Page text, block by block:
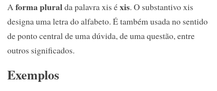
Aforma pluralda palavra xis éxis. O substantivo xis
designa uma letra do alfabeto. É também usada no sentido
de ponto central de uma dúvida, de uma questão, entre
outros significados.
Exemplos